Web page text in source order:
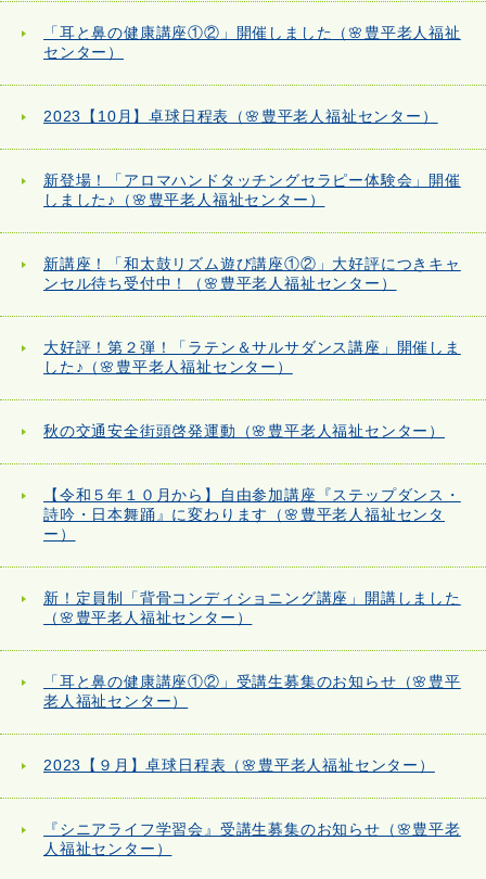
「耳と鼻の健康講座①②」開催しました（🌸豊平老人福祉
センター）
2023【10月】卓球日程表（🌸豊平老人福祉センター）
新登場！「アロマハンドタッチングセラピー体験会」開催
しました♪（🌸豊平老人福祉センター）
新講座！「和太鼓リズム遊び講座①②」大好評につきキャ
ンセル待ち受付中！（🌸豊平老人福祉センター）
大好評！第２弾！「ラテン＆サルサダンス講座」開催しま
した♪（🌸豊平老人福祉センター）
秋の交通安全街頭啓発運動（🌸豊平老人福祉センター）
【令和５年１０月から】自由参加講座『ステップダンス・
詩吟・日本舞踊』に変わります（🌸豊平老人福祉センタ
ー）
新！定員制「背骨コンディショニング講座」開講しました
（🌸豊平老人福祉センター）
「耳と鼻の健康講座①②」受講生募集のお知らせ（🌸豊平
老人福祉センター）
2023【９月】卓球日程表（🌸豊平老人福祉センター）
『シニアライフ学習会』受講生募集のお知らせ（🌸豊平老
人福祉センター）